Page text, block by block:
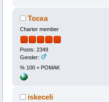
Тоска
Charter member
Posts: 2349
Gender:
% 100 + POMAK
iskeceli